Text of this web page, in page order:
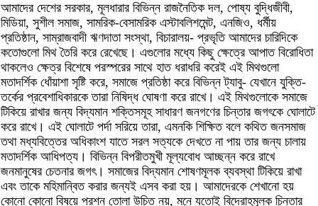
আমাদের দেশের সরকার, মূলধারার বিভিন্ন রাজনৈতিক দল, পোষ্য বুদ্ধিজীবী,
মিডিয়া, সুশীল সমাজ, সামরিক-বেসামরিক এস্টাবলিশমেন্ট, এনজিও, ধর্মীয়
প্রতিষ্ঠান, সাম্রাজবাদী ঋণদাতা সংস্থা, বিচারালয়- প্রভৃতি আমাদের চারিদিকে
কতোগুলো মিথ তৈরি করে রেখেছে। এগুলোর মধ্যে কিছু ক্ষেত্রে আপাত বিরোধিতা
থাকলেও ক্ষেত্র বিশেষে পরস্পরের সাথে হাত ধরাধরি করেই এই মিথগুলো
মতাদর্শিক ধোঁয়াশা সৃষ্টি করে, সমাজে প্রতিষ্ঠা করে বিভিন্ন ট্যাবু- যেখানে যুক্তি-
তর্কের প্রবেশাধিকারকে তারা নিষিদ্ধ ঘোষণা করে রাখে। এই মিথগুলোকে সমাজে
টিকিয়ে রাখার জন্য বিদ্যমান শক্তিসমূহ সাধারণ জনগণের চিন্তার জগৎকে ঘোলাটে
করে রাখে। এই ঘোলাটে পর্দা সরিয়ে তারা, এমনকি শিক্ষিত বলে কথিত জনসমাজ
তথা মধ্যবিত্তের অধিকাংশ যাতে সরল সত্যকে দেখতে না পায় তার জন্য চালায়
মতাদর্শিক আধিপত্য। বিভিন্ন বিপরীতমুখী মূল্যবোধ আচ্ছন্ন করে রাখে
জনমানুষের চেতনার জগৎ। সমাজের বিদ্যমান শোষণমূলক ব্যবস্থা টিকিয়ে রাখা
এবং তাকে মহিমান্বিত করার জন্যই এসব করা হয়। আমাদেরকে শেখানো হয়
কোনো কোনো বিষয়ে প্রশ্ন তোলা উচিত নয়, মনে যতোই বিদ্রোহমূলক চিন্তার